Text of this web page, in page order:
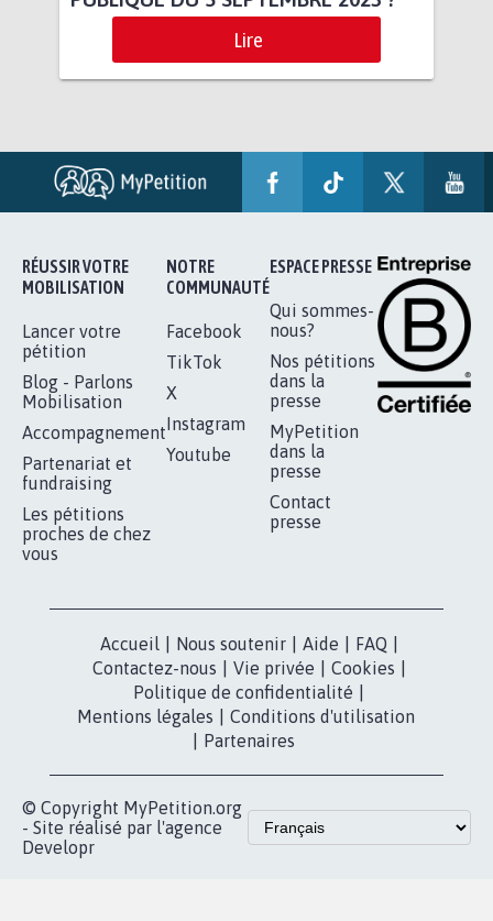
Lire
RÉUSSIR VOTRE
MOBILISATION
Lancer votre
pétition
Blog - Parlons
Mobilisation
Accompagnement
Partenariat et
fundraising
Les pétitions
proches de chez
vous
NOTRE
COMMUNAUTÉ
Facebook
TikTok
X
Instagram
Youtube
ESPACE PRESSE
Qui sommes-
nous?
Nos pétitions
dans la
presse
MyPetition
dans la
presse
Contact
presse
Accueil Nous soutenir Aide FAQ
Contactez-nous
Vie privée Cookies
Politique de confidentialité
Mentions légales
Conditions d'utilisation
Partenaires
© Copyright MyPetition.org
- Site réalisé par l'agence
Developr